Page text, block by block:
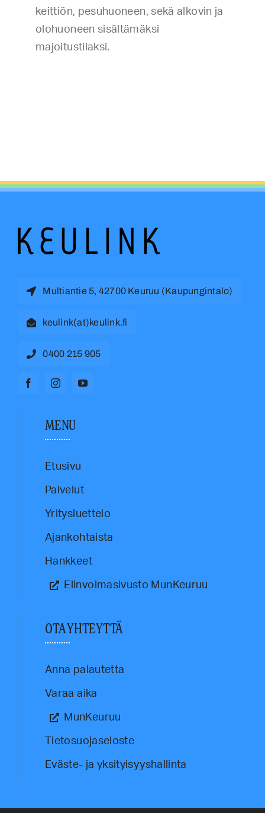
keittiön, pesuhuoneen, sekä alkovin ja
olohuoneen sisältämäksi
majoitustilaksi.
Multiantie 5, 42700 Keuruu (Kaupungintalo)
keulink(at)keulink.fi
0400 215 905
MENU
Etusivu
Palvelut
Yritysluettelo
Ajankohtaista
Hankkeet
Elinvoimasivusto MunKeuruu
OTA YHTEYTTÄ
Anna palautetta
Varaa aika
MunKeuruu
Tietosuojaseloste
Eväste- ja yksityisyyshallinta